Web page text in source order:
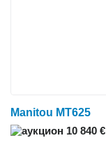
Manitou MT625
10 840 €